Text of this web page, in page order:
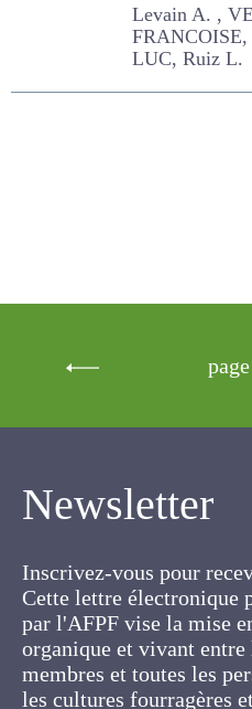
Levain A. ,
FRANCOISE,
Ruiz L.
Newsletter
Cette lettre
gratuitement par l'AFPF
d'un lien organique et
ses membres et toutes
concernées par les
prairies.